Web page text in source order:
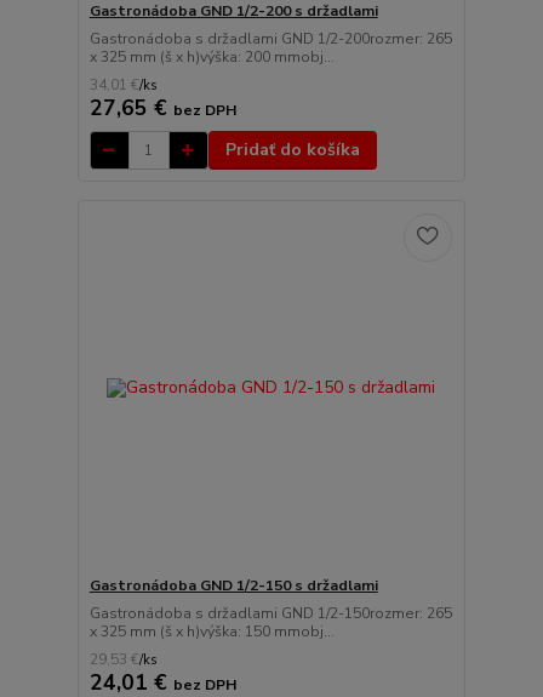
Gastronádoba GND 1/2-200 s držadlami
Gastronádoba s držadlami GND 1/2-200rozmer: 265
x 325 mm (š x h)výška: 200 mmobj...
34,01 €/ks
27,65 € bez DPH
Pridať do košíka
Gastronádoba GND 1/2-150 s držadlami
Gastronádoba s držadlami GND 1/2-150rozmer: 265
x 325 mm (š x h)výška: 150 mmobj...
29,53 €/ks
24,01 € bez DPH